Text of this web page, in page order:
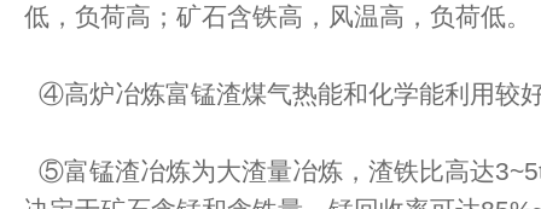
低，负荷高；矿石含铁高，风温高，负荷低。
④高炉冶炼富锰渣煤气热能和化学能利用较
⑤富锰渣冶炼为大渣量冶炼，渣铁比高达